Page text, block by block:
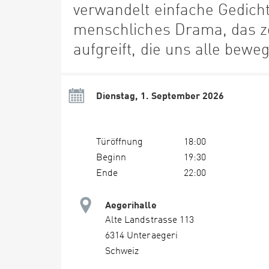
verwandelt einfache
menschliches Drama, das
aufgreift, die uns alle
Dienstag, 1. September 2026
Türöffnung
18:00
Beginn
19:30
Ende
22:00
Aegerihalle
Alte Landstrasse 113
6314 Unteraegeri
Schweiz